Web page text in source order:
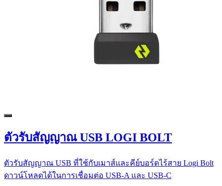
ตัวรับสัญญาณ USB LOGI BOLT
ตัวรับสัญญาณ USB ที่ใช้กับเมาส์และคีย์บอร์ดไร้สาย Logi Bolt
ดาวน์โหลดได้ในการเชื่อมต่อ USB-A และ USB-C